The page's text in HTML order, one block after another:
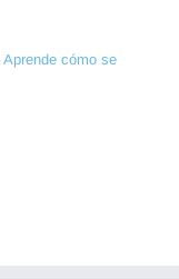
Aprende cómo se